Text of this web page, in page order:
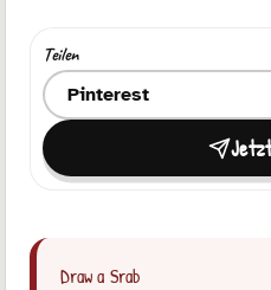
Teilen
Ziel zum Teilen auswählen
Draw a Srab